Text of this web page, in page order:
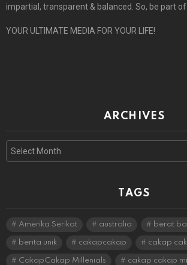
impartial, transparent & balanced. So, be part
YOUR ULTIMATE MEDIA FOR YOUR LIFE!
ARCHIVES
Archives
TAGS
Amerika Serikat australia berat
berita unik cakapcakap cakap
CakapCakap Millenials cakap cakap